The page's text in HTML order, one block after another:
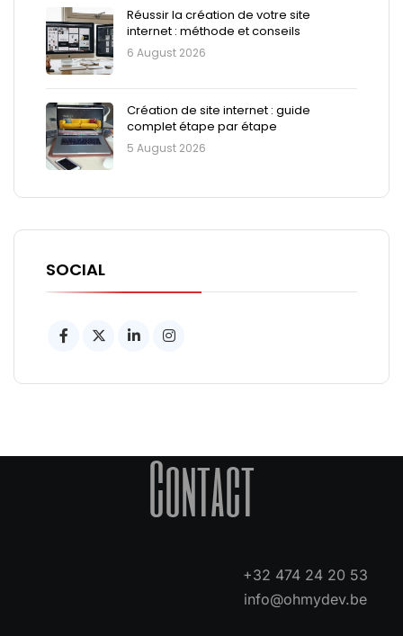
Réussir la création de votre site
internet : méthode et conseils
6 August 2026
Création de site internet : guide
complet étape par étape
5 August 2026
SOCIAL
Contact
+32 474 24 20 53
info@ohmydev.be